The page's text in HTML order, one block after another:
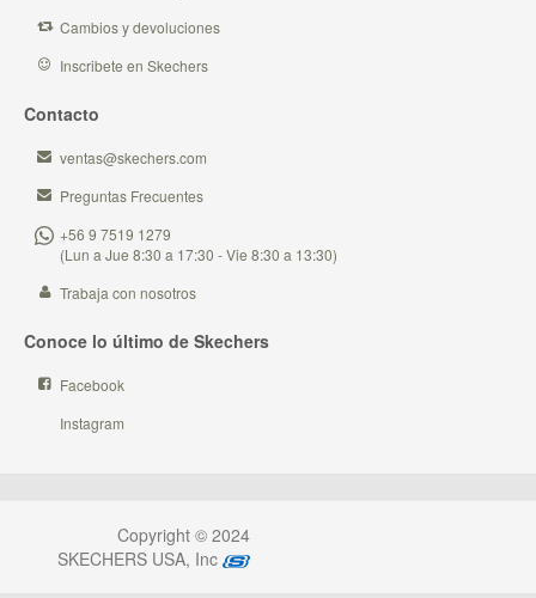
Cambios y devoluciones
Inscribete en Skechers
Contacto
ventas@skechers.com
Preguntas Frecuentes
+56 9 7519 1279
(Lun a Jue 8:30 a 17:30 - Vie 8:30 a 13:30)
Trabaja con nosotros
Conoce lo último de Skechers
Facebook
Instagram
Copyright © 2024
SKECHERS USA, Inc